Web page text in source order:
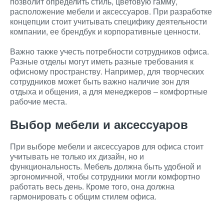
расположение мебели и аксессуаров. При разработке
концепции стоит учитывать специфику деятельности
компании, ее брендбук и корпоративные ценности.
Важно также учесть потребности сотрудников офиса.
Разные отделы могут иметь разные требования к
офисному пространству. Например, для творческих
сотрудников может быть важно наличие зон для
отдыха и общения, а для менеджеров – комфортные
рабочие места.
Выбор мебели и аксессуаров
При выборе мебели и аксессуаров для офиса стоит
учитывать не только их дизайн, но и
функциональность. Мебель должна быть удобной и
эргономичной, чтобы сотрудники могли комфортно
работать весь день. Кроме того, она должна
гармонировать с общим стилем офиса.